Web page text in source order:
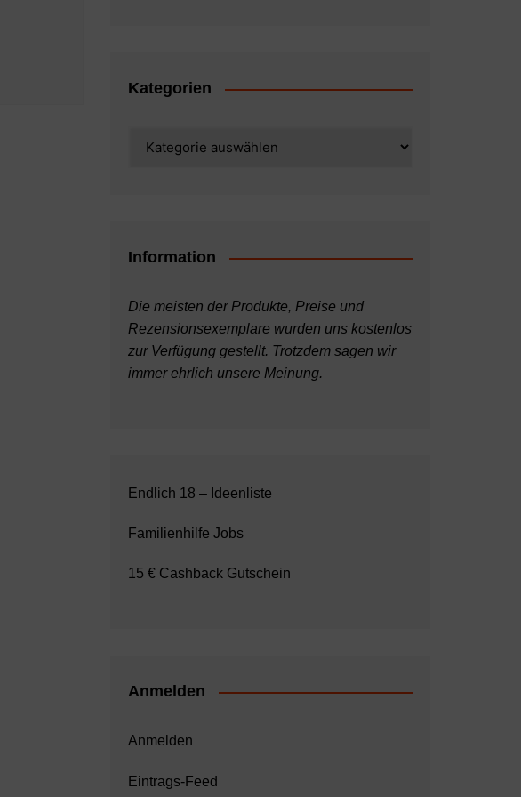
Kategorien
Information
Die meisten der Produkte, Preise und
Rezensionsexemplare wurden uns kostenlos
zur Verfügung gestellt. Trotzdem sagen wir
immer ehrlich unsere Meinung.
Endlich 18 – Ideenliste
Familienhilfe Jobs
15 € Cashback Gutschein
Anmelden
Anmelden
Eintrags-Feed